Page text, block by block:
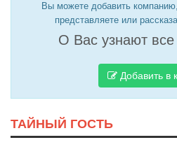
Вы можете добавить
представляете или
О Вас узнают
Добавить в
ТАЙНЫЙ ГОСТЬ